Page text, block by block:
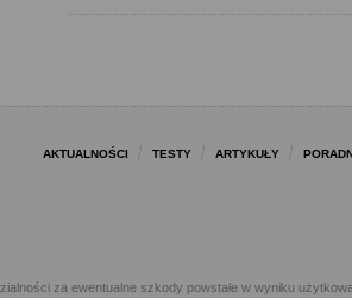
AKTUALNOŚCI TESTY ARTYKUŁY
za ewentualne szkody powstałe w wyniku